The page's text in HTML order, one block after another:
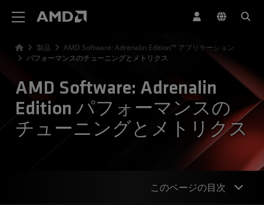
製品
AMD Software: Adrenalin Edition™ アプリケーション
パフォーマンスのチューニングとメトリクス
AMD Software: Adrenalin
Edition パフォーマンスの
チューニングとメトリクス
このページの目次